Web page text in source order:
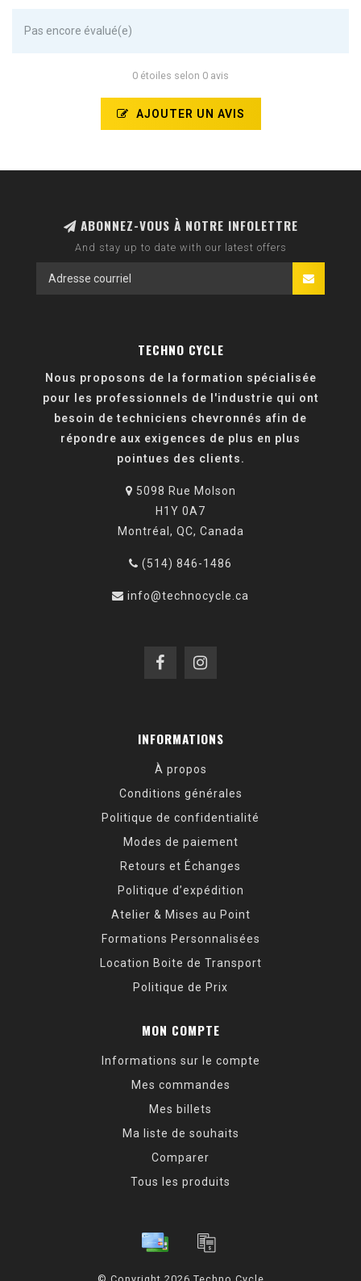
Pas encore évalué(e)
0 étoiles selon 0 avis
AJOUTER UN AVIS
ABONNEZ-VOUS À NOTRE INFOLETTRE
And stay up to date with our latest offers
TECHNO CYCLE
Nous proposons de la formation spécialisée
pour les professionnels de l'industrie qui ont
besoin de techniciens chevronnés afin de
répondre aux exigences de plus en plus
pointues des clients.
5098 Rue Molson
H1Y 0A7
Montréal, QC, Canada
(514) 846-1486
info@technocycle.ca
INFORMATIONS
À propos
Conditions générales
Politique de confidentialité
Modes de paiement
Retours et Échanges
Politique d’expédition
Atelier & Mises au Point
Formations Personnalisées
Location Boite de Transport
Politique de Prix
MON COMPTE
Informations sur le compte
Mes commandes
Mes billets
Ma liste de souhaits
Comparer
Tous les produits